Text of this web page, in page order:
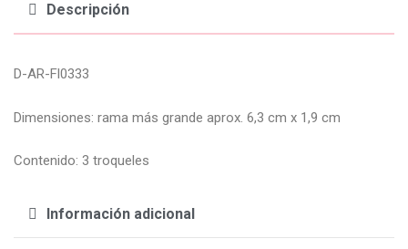
Descripción
D-AR-Fl0333
Dimensiones: rama más grande aprox. 6,3 cm x 1,9 cm
Contenido: 3 troqueles
Información adicional